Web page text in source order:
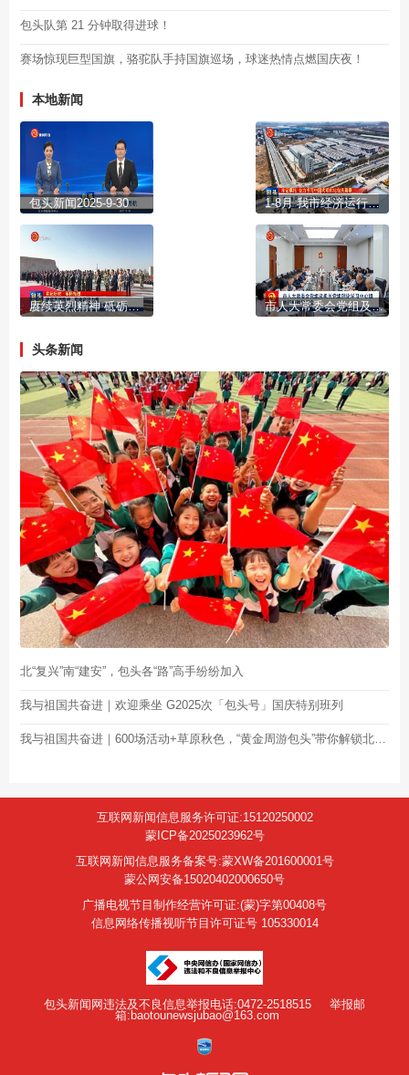
包头队第 21 分钟取得进球！
赛场惊现巨型国旗，骆驼队手持国旗巡场，球迷热情点燃国庆夜！
本地新闻
包头新闻2025-9-30 1-8月 我市经济运行总体平稳
赓续英烈精神 砥砺奋进力量 我市举行烈士纪念日向革命烈士敬献花篮仪式 市人大常委会党组及机关党组理论学习中心组举行集体学习会
头条新闻
北“复兴”南“建安”，包头各“路”高手纷纷加入
我与祖国共奋进｜欢迎乘坐 G2025次「包头号」国庆特别班列
互联网新闻信息服务许可证:15120250002
蒙ICP备2025023962号
互联网新闻信息服务备案号:蒙XW备201600001号
蒙公网安备15020402000650号
广播电视节目制作经营许可证:(蒙)字第00408号
信息网络传播视听节目许可证号 105330014
包头新闻网违法及不良信息举报电话:0472-2518515
举报邮
箱:baotounewsjubao@163.com